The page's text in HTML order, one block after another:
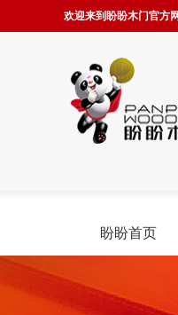
欢迎来到盼盼木门官方
盼盼首页